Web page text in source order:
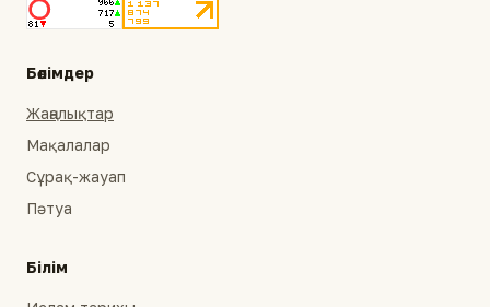
Бөлімдер
Жаңалықтар
Мақалалар
Сұрақ-жауап
Пәтуа
Білім